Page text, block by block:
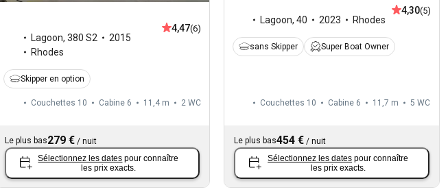
Lagoon, 380 S2
2015
Rhodes
4,47(6)
Skipper en option
Couchettes 10 Cabine 6 11,4 m 2 WC
Le plus bas279 €/ nuit
Sélectionnez les dates pour connaître
les prix exacts.
Lagoon,40 2023 Rhodes
4,30(5)
sans Skipper Super Boat Owner
Couchettes 10 Cabine 6 11,7 m 5 WC
Le plus bas454 € /nuit
Sélectionnez les dates pour connaître
les prix exacts.